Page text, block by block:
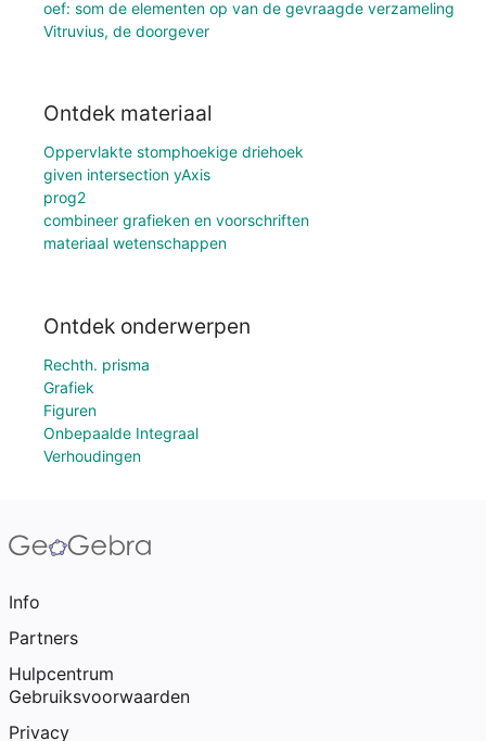
oef: som de elementen op van de gevraagde verzameling
Vitruvius, de doorgever
Ontdek materiaal
Oppervlakte stomphoekige driehoek
given intersection yAxis
prog2
combineer grafieken en voorschriften
materiaal wetenschappen
Ontdek onderwerpen
Rechth. prisma
Grafiek
Figuren
Onbepaalde Integraal
Verhoudingen
Info
Partners
Hulpcentrum
Gebruiksvoorwaarden
Privacy